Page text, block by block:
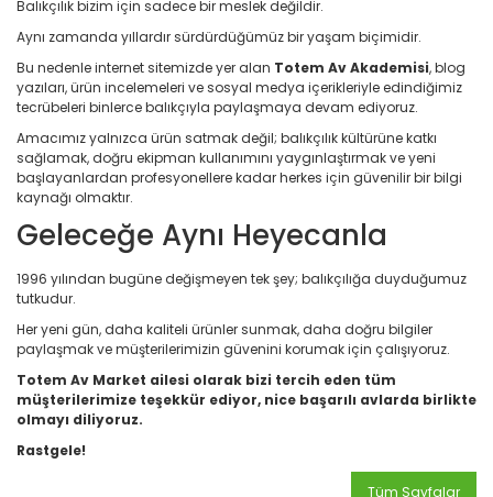
Balıkçılık bizim için sadece bir meslek değildir.
Aynı zamanda yıllardır sürdürdüğümüz bir yaşam biçimidir.
Bu nedenle internet sitemizde yer alan Totem Av Akademisi, blog
yazıları, ürün incelemeleri ve sosyal medya içerikleriyle edindiğimiz
tecrübeleri binlerce balıkçıyla paylaşmaya devam ediyoruz.
Amacımız yalnızca ürün satmak değil; balıkçılık kültürüne katkı
sağlamak, doğru ekipman kullanımını yaygınlaştırmak ve yeni
başlayanlardan profesyonellere kadar herkes için güvenilir bir bilgi
kaynağı olmaktır.
Geleceğe Aynı Heyecanla
1996 yılından bugüne değişmeyen tek şey; balıkçılığa duyduğumuz
tutkudur.
Her yeni gün, daha kaliteli ürünler sunmak, daha doğru bilgiler
paylaşmak ve müşterilerimizin güvenini korumak için çalışıyoruz.
Totem Av Market ailesi olarak bizi tercih eden tüm
müşterilerimize teşekkür ediyor, nice başarılı avlarda birlikte
olmayı diliyoruz.
Rastgele!
Tüm Sayfalar